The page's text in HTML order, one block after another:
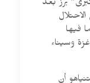
برز بعد
إلى الاحتلال
فيها
وسيناء
أن